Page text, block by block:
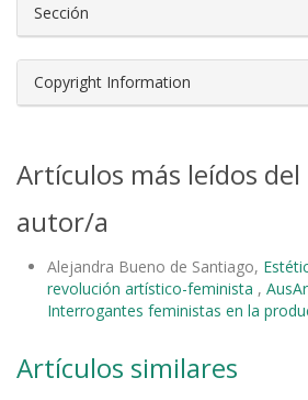
Sección
Copyright Information
Artículos más leídos
autor/a
Alejandra Bueno de Santiago,
revolución artístico-feminista ,
Interrogantes feministas en la
Artículos similares